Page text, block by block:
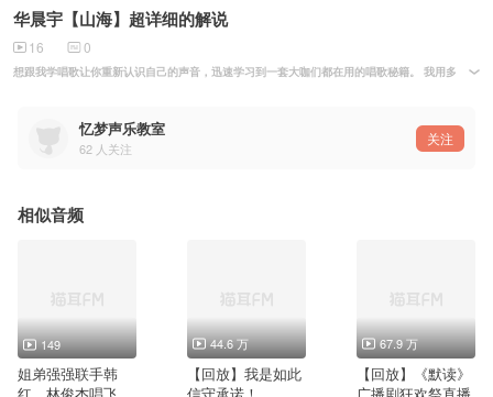
华晨宇【山海】超详细的解说
16 0
想跟我学唱歌让你重新认识自己的声音，迅速学习到一套大咖们都在用的唱歌秘籍。 我用多年教
忆梦声乐教室
62 人关注
关注
相似音频
149
姐弟强强联手韩
44.6 万
【回放】我是如此
67.9 万
【回放】《默读》